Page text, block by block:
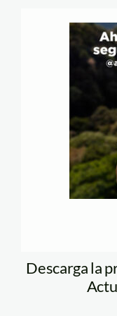
Descarga la